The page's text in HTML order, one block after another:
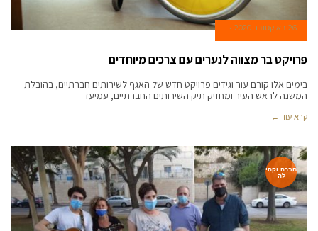
26 באוקטובר 2020
פרויקט בר מצווה לנערים עם צרכים מיוחדים
בימים אלו קורם עור וגידים פרויקט חדש של האגף לשירותים חברתיים, בהובלת
המשנה לראש העיר ומחזיק תיק השירותים החברתיים, עמיעד
קרא עוד ←
חברה וקהי
לה